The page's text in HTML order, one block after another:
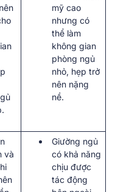
mỹ cao
nhưng có
thể làm
không gian
phòng ngủ
nhỏ, hẹp trở
nên nặng
nề.
và
Giường ngủ
có khả năng
chịu được
tác động